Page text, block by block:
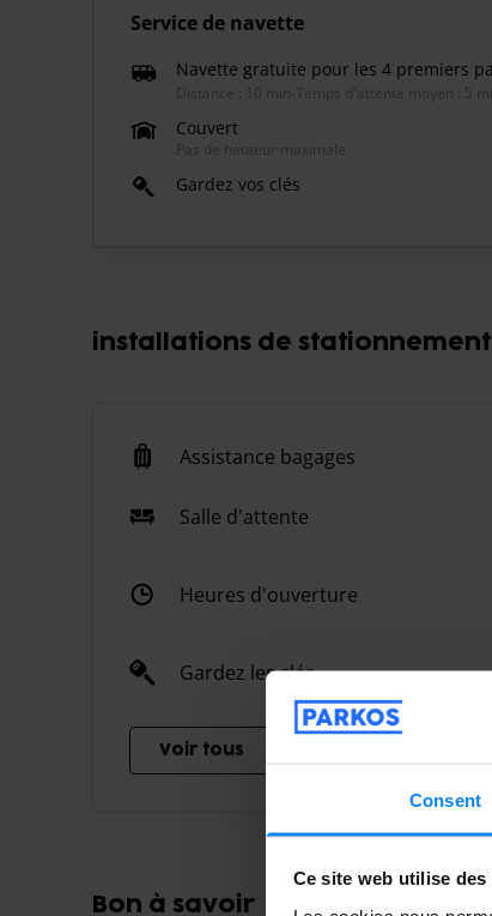
Consent
Ce site web utilise des
Service de navette
Navette gratuite pour les 4 premiers
Distance : 10 min Temps d'attente moyen : 5
Couvert
Pas de hauteur maximale
Gardez vos clés
installations de stationnement
Assistance bagages
Salle d'attente
Heures d'ouverture
Gardez les clés
Voir tous
Bon à savoir